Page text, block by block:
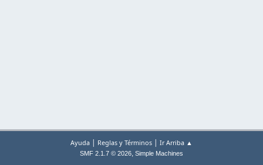
Ayuda | Reglas y Términos | Ir Arriba ▲
SMF 2.1.7 © 2026, Simple Machines